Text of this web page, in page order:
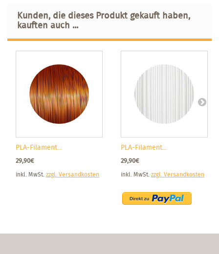
Kunden, die dieses Produkt gekauft haben,
kauften auch ...
PLA-Filament...
29,90€
inkl. MwSt. zzgl. Versandkosten
PLA-Filament...
29,90€
inkl. MwSt. zzgl. Versandkosten